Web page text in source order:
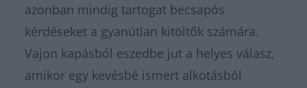
azonban mindig tartogat becsapós
kérdéseket a gyanútlan kitöltők számára.
Vajon kapásból eszedbe jut a helyes válasz,
amikor egy kevésbé ismert alkotásból